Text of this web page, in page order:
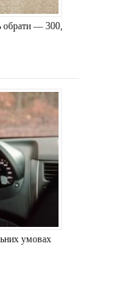
обрати — 300,
умовах